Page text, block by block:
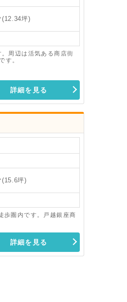
(12.34坪)
周辺は活気ある商店街
す。
詳細を見る
(15.6坪)
歩圏内です。戸越銀座商
詳細を見る